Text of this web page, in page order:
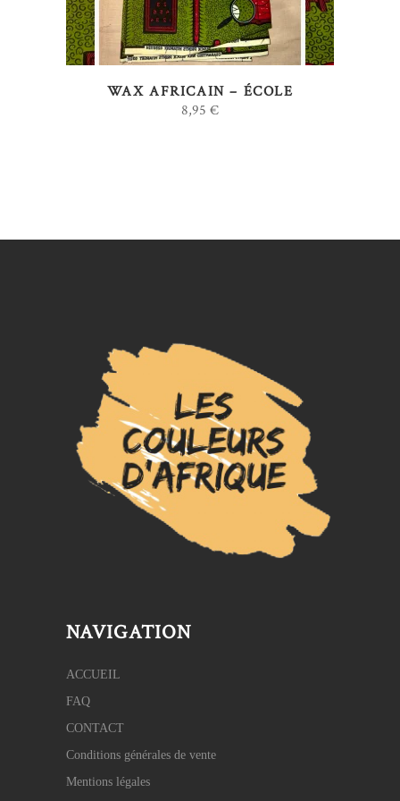
variations.
Les
options
du
WAX AFRICAIN – ÉCOLE
8,95 €
NAVIGATION
ACCUEIL
FAQ
CONTACT
Conditions générales de vente
Mentions légales